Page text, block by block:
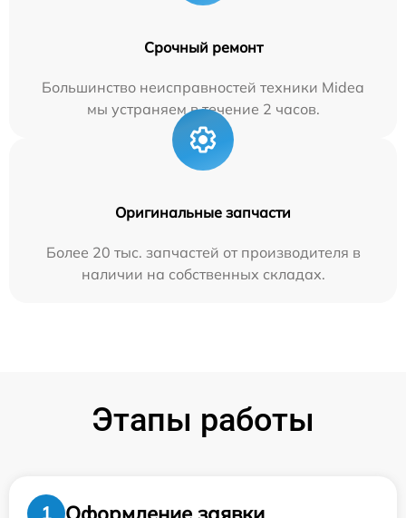
Срочный ремонт
Большинство неисправностей техники Midea
мы устраняем в течение 2 часов.
Оригинальные запчасти
Более 20 тыс. запчастей от производителя в
наличии на собственных складах.
Этапы работы
1